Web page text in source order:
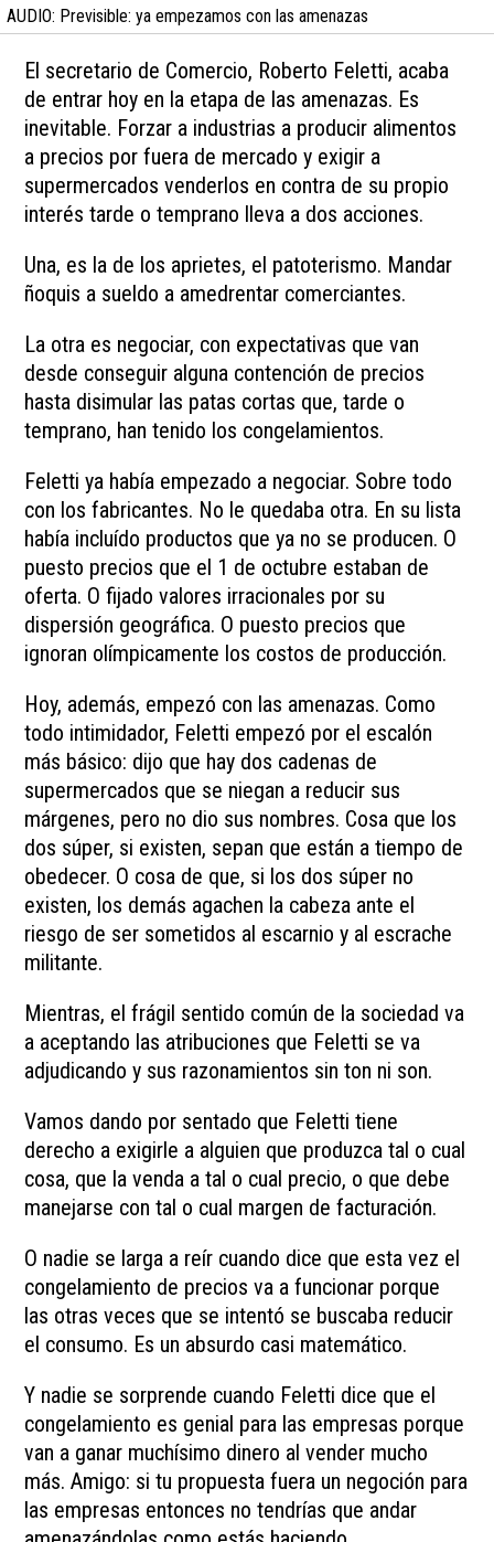
AUDIO: Previsible: ya empezamos con las amenazas
El secretario de Comercio, Roberto Feletti, acaba
de entrar hoy en la etapa de las amenazas. Es
inevitable. Forzar a industrias a producir alimentos
a precios por fuera de mercado y exigir a
supermercados venderlos en contra de su propio
interés tarde o temprano lleva a dos acciones.
Una, es la de los aprietes, el patoterismo. Mandar
ñoquis a sueldo a amedrentar comerciantes.
La otra es negociar, con expectativas que van
desde conseguir alguna contención de precios
hasta disimular las patas cortas que, tarde o
temprano, han tenido los congelamientos.
Feletti ya había empezado a negociar. Sobre todo
con los fabricantes. No le quedaba otra. En su lista
había incluído productos que ya no se producen. O
puesto precios que el 1 de octubre estaban de
oferta. O fijado valores irracionales por su
dispersión geográfica. O puesto precios que
ignoran olímpicamente los costos de producción.
Hoy, además, empezó con las amenazas. Como
todo intimidador, Feletti empezó por el escalón
más básico: dijo que hay dos cadenas de
supermercados que se niegan a reducir sus
márgenes, pero no dio sus nombres. Cosa que los
dos súper, si existen, sepan que están a tiempo de
obedecer. O cosa de que, si los dos súper no
existen, los demás agachen la cabeza ante el
riesgo de ser sometidos al escarnio y al escrache
militante.
Mientras, el frágil sentido común de la sociedad va
a aceptando las atribuciones que Feletti se va
adjudicando y sus razonamientos sin ton ni son.
Vamos dando por sentado que Feletti tiene
derecho a exigirle a alguien que produzca tal o cual
cosa, que la venda a tal o cual precio, o que debe
manejarse con tal o cual margen de facturación.
O nadie se larga a reír cuando dice que esta vez el
congelamiento de precios va a funcionar porque
las otras veces que se intentó se buscaba reducir
el consumo. Es un absurdo casi matemático.
Y nadie se sorprende cuando Feletti dice que el
congelamiento es genial para las empresas porque
van a ganar muchísimo dinero al vender mucho
más. Amigo: si tu propuesta fuera un negoción para
las empresas entonces no tendrías que andar